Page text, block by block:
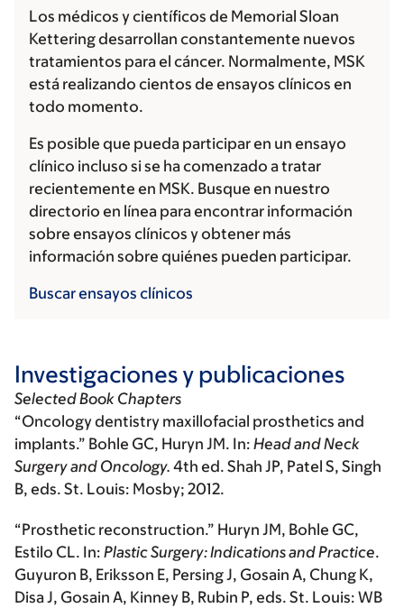
Los médicos y científicos de Memorial Sloan
Kettering desarrollan constantemente nuevos
tratamientos para el cáncer. Normalmente, MSK
está realizando cientos de ensayos clínicos en
todo momento.
Es posible que pueda participar en un ensayo
clínico incluso si se ha comenzado a tratar
recientemente en MSK. Busque en nuestro
directorio en línea para encontrar información
sobre ensayos clínicos y obtener más
información sobre quiénes pueden participar.
Buscar ensayos clínicos
Investigaciones y publicaciones
Selected Book Chapters
“Oncology dentistry maxillofacial prosthetics and
implants.” Bohle GC, Huryn JM. In: Head and Neck
Surgery and Oncology. 4th ed. Shah JP, Patel S, Singh
B, eds. St. Louis: Mosby; 2012.
“Prosthetic reconstruction.” Huryn JM, Bohle GC,
Estilo CL. In: Plastic Surgery: Indications and Practice.
Guyuron B, Eriksson E, Persing J, Gosain A, Chung K,
Disa J, Gosain A, Kinney B, Rubin P, eds. St. Louis: WB